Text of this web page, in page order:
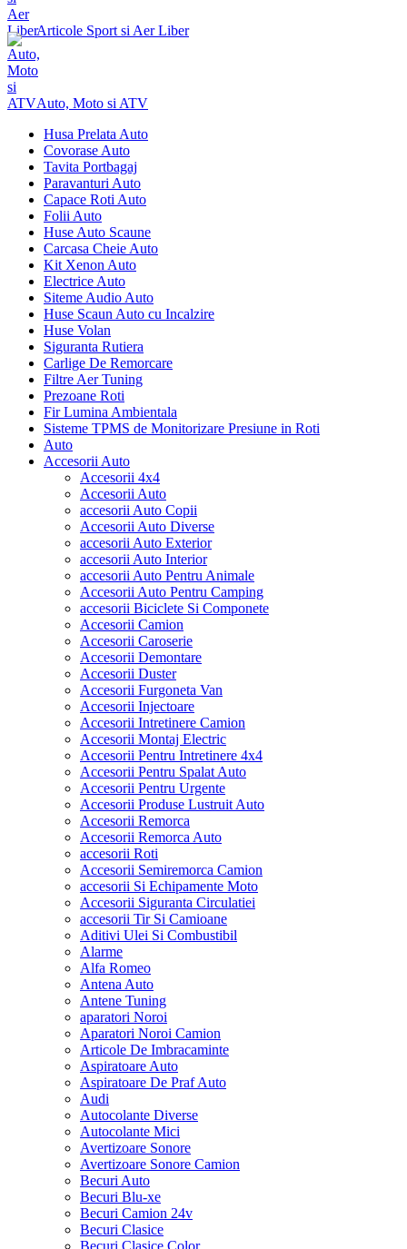
Articole Sport si Aer Liber
Auto, Moto si ATV
Husa Prelata Auto
Covorase Auto
Tavita Portbagaj
Paravanturi Auto
Capace Roti Auto
Folii Auto
Huse Auto Scaune
Carcasa Cheie Auto
Kit Xenon Auto
Electrice Auto
Siteme Audio Auto
Huse Scaun Auto cu Incalzire
Huse Volan
Siguranta Rutiera
Carlige De Remorcare
Filtre Aer Tuning
Prezoane Roti
Fir Lumina Ambientala
Sisteme TPMS de Monitorizare Presiune in Roti
Auto
Accesorii Auto
Accesorii 4x4
Accesorii Auto
accesorii Auto Copii
Accesorii Auto Diverse
accesorii Auto Exterior
accesorii Auto Interior
accesorii Auto Pentru Animale
Accesorii Auto Pentru Camping
accesorii Biciclete Si Componete
Accesorii Camion
Accesorii Caroserie
Accesorii Demontare
Accesorii Duster
Accesorii Furgoneta Van
Accesorii Injectoare
Accesorii Intretinere Camion
Accesorii Montaj Electric
Accesorii Pentru Intretinere 4x4
Accesorii Pentru Spalat Auto
Accesorii Pentru Urgente
Accesorii Produse Lustruit Auto
Accesorii Remorca
Accesorii Remorca Auto
accesorii Roti
Accesorii Semiremorca Camion
accesorii Si Echipamente Moto
Accesorii Siguranta Circulatiei
accesorii Tir Si Camioane
Aditivi Ulei Si Combustibil
Alarme
Alfa Romeo
Antena Auto
Antene Tuning
aparatori Noroi
Aparatori Noroi Camion
Articole De Imbracaminte
Aspiratoare Auto
Aspiratoare De Praf Auto
Audi
Autocolante Diverse
Autocolante Mici
Avertizoare Sonore
Avertizoare Sonore Camion
Becuri Auto
Becuri Blu-xe
Becuri Camion 24v
Becuri Clasice
Becuri Clasice Color